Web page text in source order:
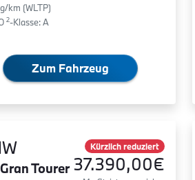
km (WLTP)
2-Klasse: A
Zum Fahrzeug
Tourer
Kürzlich reduziert
37.390,00€